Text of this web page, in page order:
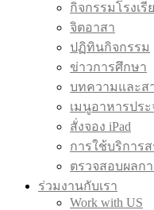
กิจกรรมโรงเรี
จิตอาสา
ปฏิทินกิจกรรม
ข่าวการศึกษา
บทความและส
เมนูอาหารประ
สั่งจอง iPad
การใช้บริการ
ตรวจสอบผลกา
ร่วมงานกับเรา
Work with US